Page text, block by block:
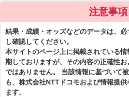
注意事項
結果・成績・オッズなどのデータは、
し確認してください。
本サイトのページ上に掲載されている
期しておりますが、その内容の正確性
ではありません。 当該情報に基づいて
も、株式会社NTTドコモおよび情報提
ます。